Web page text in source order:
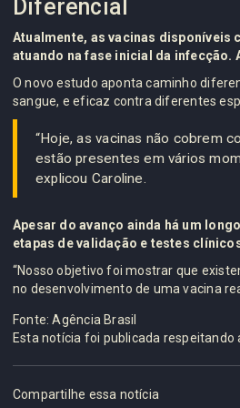
Diferencial
Atualmente, as vacinas disponíveis
atuando na fase inicial da infecção.
O novo estudo aponta caminho
sangue, e eficaz contra diferentes
“Hoje, as vacinas não cobrem
estão presentes em vários
explicou Caroline.
Apesar do avanço ainda há um
etapas de validação e testes
“Nosso objetivo foi mostrar que
no desenvolvimento de uma vacina
Fonte: Agência Brasil
Esta notícia foi publicada respeitando
Compartilhe essa notícia